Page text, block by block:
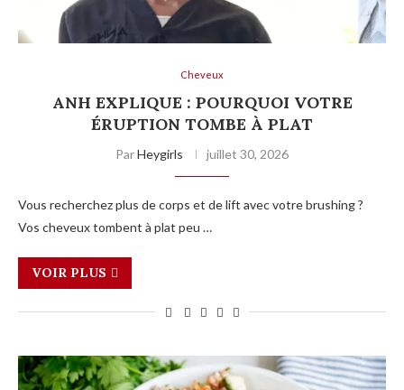
Cheveux
ANH EXPLIQUE : POURQUOI VOTRE
ÉRUPTION TOMBE À PLAT
ParHeygirls juillet 30, 2026
Vous recherchez plus de corps et de lift avec votre brushing ?
Vos cheveux tombent à plat peu …
VOIR PLUS